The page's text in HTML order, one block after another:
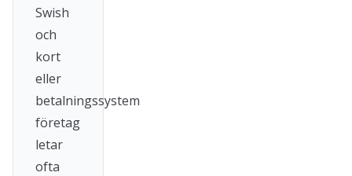
Swish
och
kort
eller
betalningssystem
företag
letar
ofta